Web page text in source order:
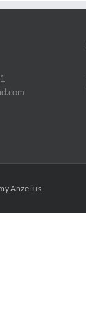
Anzelius